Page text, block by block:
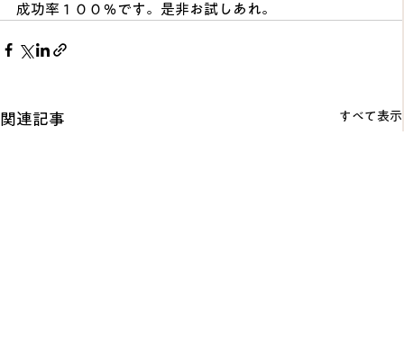
成功率１００％です。是非お試しあれ。
関連記事 すべて表示